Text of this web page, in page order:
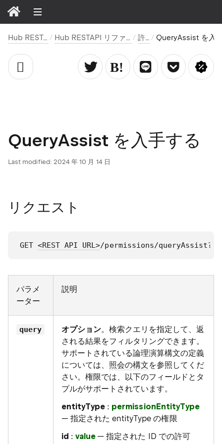
Hub REST API Hub RESTAPI リファレンス 許可
QueryAssist を入手する
Last modified: 2024 年 10 月 14 日
リクエスト
GET <REST API URL>/permissions/
パラメ
ーター
説明
query オプション。検索クエリを指定して、返
される結果をフィルタリングできます。
サポートされている論理演算構文の定義
については、 照会の構文を参照してくだ
さい。権限では、以下のフィールドとタ
プルがサポートされています。
entityType : permissionEntityType
— 指定された entityType の権限
id :value — 指定された ID での許可